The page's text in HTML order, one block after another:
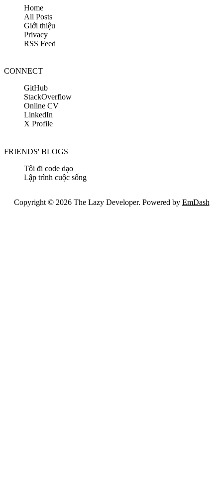
Home
All Posts
Giới thiệu
Privacy
RSS Feed
CONNECT
GitHub
StackOverflow
Online CV
LinkedIn
X Profile
FRIENDS' BLOGS
Tôi đi code dạo
Lập trình cuộc sống
Copyright © 2026 The Lazy Developer. Powered by EmDash